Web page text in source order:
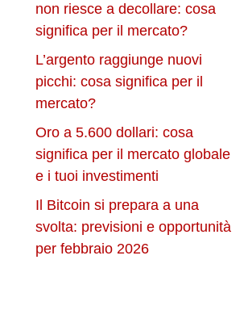
non riesce a decollare: cosa
significa per il mercato?
L’argento raggiunge nuovi
picchi: cosa significa per il
mercato?
Oro a 5.600 dollari: cosa
significa per il mercato globale
e i tuoi investimenti
Il Bitcoin si prepara a una
svolta: previsioni e opportunità
per febbraio 2026